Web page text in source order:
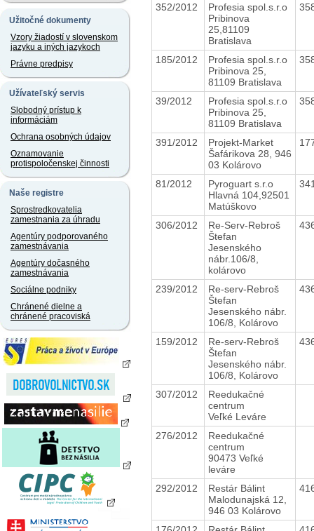
Užitočné dokumenty
Vzory žiadostí v slovenskom
jazyku a iných jazykoch
Právne predpisy
Užívateľský servis
Slobodný prístup k
informáciám
Ochrana osobných údajov
Oznamovanie
protispoločenskej činnosti
Naše registre
Sprostredkovatelia
zamestnania za úhradu
Agentúry podporovaného
zamestnávania
Agentúry dočasného
zamestnávania
Sociálne podniky
Chránené dielne a
chránené pracoviská
352/2012
Profesia spol.s.r.o
Pribinova
25,81109
Bratislava
185/2012
Profesia spol.s.r.o
Pribinova 25,
81109 Bratislava
39/2012
Profesia spol.s.r.o
Pribinova 25,
81109 Bratislava
391/2012
Projekt-Market
Šafárikova 28, 946
03 Kolárovo
81/2012
Pyroguart s.r.o
Hlavná 104,92501
Matúškovo
306/2012
Re-Serv-Rebroš
Štefan
Jesenského
nábr.106/8,
kolárovo
239/2012
Re-serv-Rebroš
Štefan
Jesenského nábr.
106/8, Kolárovo
159/2012
Re-serv-Rebroš
Štefan
Jesenského nábr.
106/8, Kolárovo
307/2012
Reedukačné
centrum
Veľké Leváre
276/2012
Reedukačné
centrum
90473 Veľké
leváre
292/2012
Restár Bálint
Malodunajská 12,
946 03 Kolárovo